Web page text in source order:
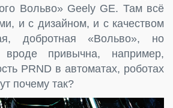
Вольво» Geely GE. Там всё
и с дизайном, и с качеством
добротная «Вольво», но
вроде привычна, например,
PRND в автоматах, роботах
почему так?